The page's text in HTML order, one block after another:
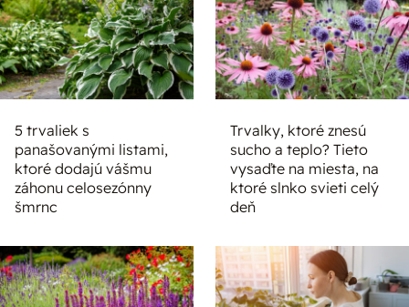
5 trvaliek s
panašovanými listami,
ktoré dodajú vášmu
záhonu celosezónny
šmrnc
Trvalky, ktoré znesú
sucho a teplo? Tieto
vysaďte na miesta, na
ktoré slnko svieti celý
deň